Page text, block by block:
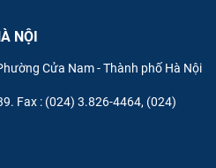
NỘI
Cửa Nam - Thành phố Hà Nội
Fax : (024) 3.826-4464, (024)